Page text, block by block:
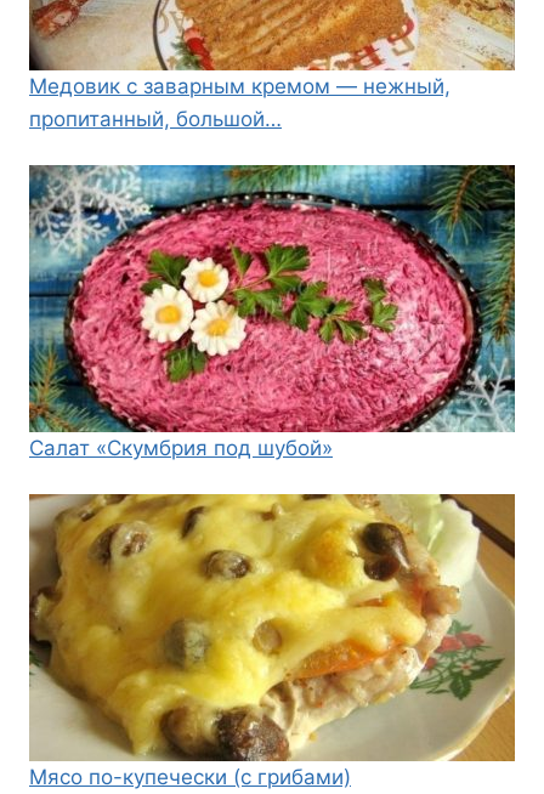
Медовик с заварным кремом — нежный,
пропитанный, большой…
Салат «Скумбрия под шубой»
Мясо по-купечески (с грибами)